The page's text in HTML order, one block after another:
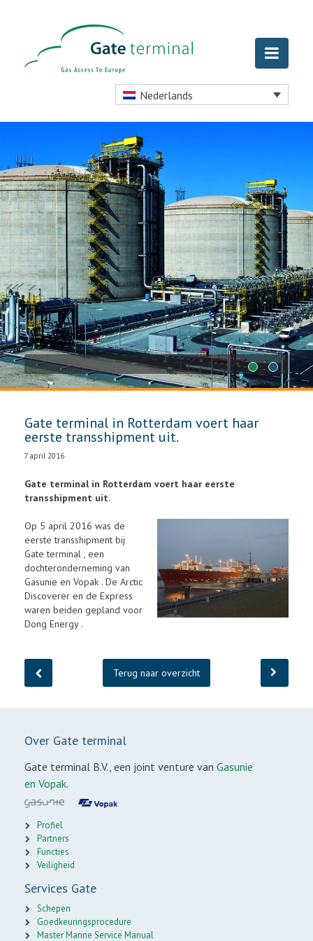
Nederlands
1 2
Gate terminal in Rotterdam voert haar
eerste transshipment uit.
7 april 2016
Gate terminal in Rotterdam voert haar eerste
transshipment uit.
Op 5 april 2016 was de
eerste transshipment bij
Gate terminal , een
dochteronderneming van
Gasunie en Vopak . De Arctic
Discoverer en de Express
waren beiden gepland voor
Dong Energy .
Terug naar overzicht
Over Gate terminal
Gate terminal B.V., een joint venture van Gasunie
en Vopak.
Profiel
Partners
Functies
Veiligheid
Services Gate
Schepen
Goedkeuringsprocedure
Master Marine Service Manual